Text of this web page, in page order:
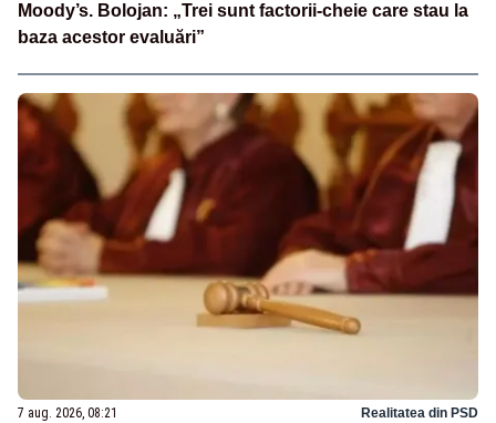
Moody’s. Bolojan: „Trei sunt factorii-cheie care stau la
baza acestor evaluări”
7 aug. 2026, 08:21 Realitatea din PSD